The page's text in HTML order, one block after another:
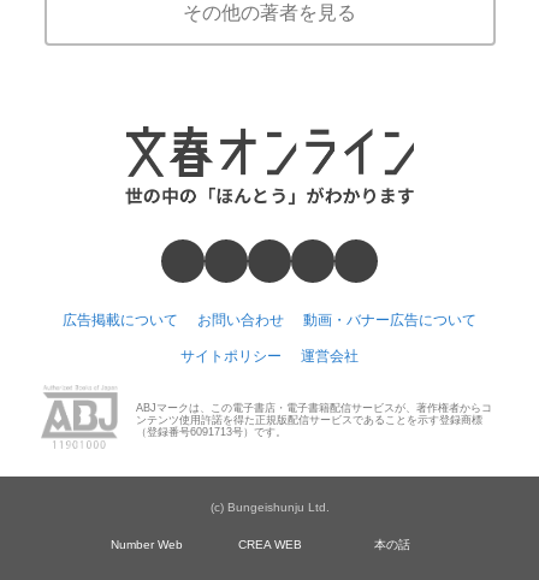
その他の著者を見る
広告掲載について お問い合わせ 動画・バナー広告について
サイトポリシー 運営会社
ABJマークは、この電子書店・電子書籍配信サービスが、著作権者からコ
ンテンツ使用許諾を得た正規版配信サービスであることを示す登録商標
（登録番号6091713号）です。
(c) Bungeishunju Ltd.
Number Web CREA WEB 本の話